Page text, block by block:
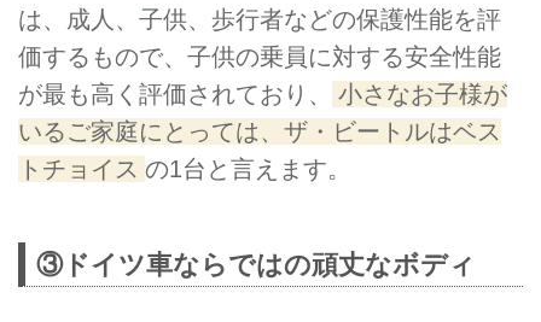
は、成人、子供、歩行者などの保護性能を評
価するもので、子供の乗員に対する安全性能
が最も高く評価されており、
小さなお子様が
いるご家庭にとっては、ザ・ビートルはベス
トチョイス の1台と言えます。
③ドイツ車ならではの頑丈なボディ